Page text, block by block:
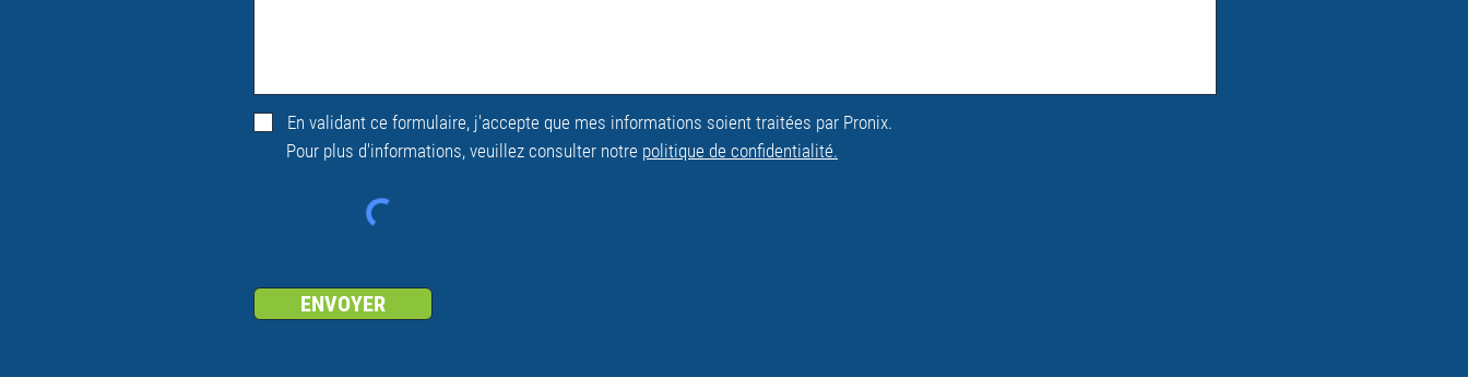
En validant ce formulaire, j'accepte que mes informations soient traitées par Pronix.
Pour plus d'informations, veuillez consulter notre politique de confidentialité.
ENVOYER